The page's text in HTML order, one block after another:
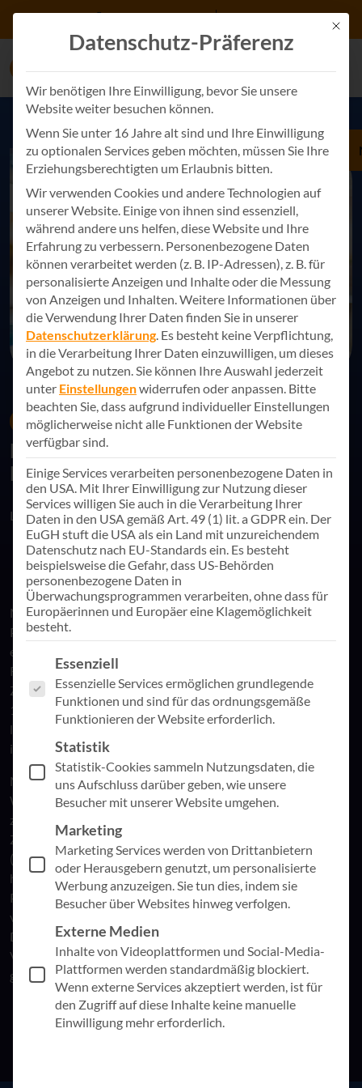
Zum Inhalt springen
News 19. Januar 2023
Neue globale Preisgestaltung für
Microsoft Cloud
Link teilen
Microsoft hat bekannt gegeben, die Preise ihrer Cloud-
Produkte weltweit anzugleichen. Für Europa bedeutet das
einen Preisanstieg von 11 % ab 1. April 2023. Käufe im
Rahmen neuer Verträge richten sich nach der Preisliste zum
Zeitpunkt der Bestellung. Ob und welche Auswirkungen die
11 % Preiserhöhung für unsere Microsoft Kunden mit
laufenden Verträgen hat, darüber werden wir diese gezielt
informieren.
Microsoft führt die Preisanpassung wegen anhaltender
Wechselkursschwankungen lokaler Währungen im Vergleich
zum US-Dollar aus – die einheitliche Preisgestaltung hat zum
Ziel, den Wechselkurs der lokalen Währung zum US-Dollar
(USD) widerzuspiegeln. Im Rahmen eines regelmäßigen
halbjährlichen Rhythmus wird Microsoft künftig die
Preisgestaltung in lokaler Währung unter Berücksichtigung
von Währungsschwankungen gegenüber dem USD bewerten.
Dies wird Kunden weltweit mehr Transparenz und
Vorhersehbarkeit bieten und zu einem in der Branche
gängigen Preismodell führen.
Mit
Datenschutz-Präferenz
Wir benötigen Ihre Einwilligung, bevor Sie unsere
Website weiter besuchen können.
Wenn Sie unter 16 Jahre alt sind und Ihre Einwilligung
zu optionalen Services geben möchten, müssen Sie Ihre
Erziehungsberechtigten um Erlaubnis bitten.
Wir verwenden Cookies und andere Technologien auf
unserer Website. Einige von ihnen sind essenziell,
während andere uns helfen, diese Website und Ihre
Erfahrung zu verbessern. Personenbezogene Daten
können verarbeitet werden (z. B. IP-Adressen), z. B. für
personalisierte Anzeigen und Inhalte oder die Messung
von Anzeigen und Inhalten.Weitere Informationen über
die Verwendung Ihrer Daten finden Sie in unserer
Datenschutzerklärung. Es besteht keine Verpflichtung,
in die Verarbeitung Ihrer Daten einzuwilligen, um dieses
Angebot zu nutzen.Sie können Ihre Auswahl jederzeit
unter Einstellungenwiderrufen oder anpassen. Bitte
beachten Sie, dass aufgrund individueller Einstellungen
möglicherweise nicht alle Funktionen der Website
verfügbar sind.
Einige Services verarbeiten personenbezogene Daten in
den USA. Mit Ihrer Einwilligung zur Nutzung dieser
Services willigen Sie auch in die Verarbeitung Ihrer
Daten in den USA gemäß Art. 49 (1) lit. a GDPR ein. Der
EuGH stuft die USA als ein Land mit unzureichendem
Datenschutz nach EU-Standards ein. Es besteht
beispielsweise die Gefahr, dass US-Behörden
personenbezogene Daten in
Überwachungsprogrammen verarbeiten, ohne dass für
Europäerinnen und Europäer eine Klagemöglichkeit
besteht.
Es folgt eine Liste der Service-Gruppen, für die eine
Essenziell
Essenzielle Services ermöglichen grundlegende
Funktionen und sind für das ordnungsgemäße
Funktionieren der Website erforderlich.
Statistik
Statistik-Cookies sammeln Nutzungsdaten, die
uns Aufschluss darüber geben, wie unsere
Besucher mit unserer Website umgehen.
Marketing
Marketing Services werden von Drittanbietern
oder Herausgebern genutzt, um personalisierte
Werbung anzuzeigen. Sie tun dies, indem sie
Besucher über Websites hinweg verfolgen.
Externe Medien
Inhalte von Videoplattformen und Social-Media-
Plattformen werden standardmäßig blockiert.
Wenn externe Services akzeptiert werden, ist für
den Zugriff auf diese Inhalte keine manuelle
Einwilligung mehr erforderlich.